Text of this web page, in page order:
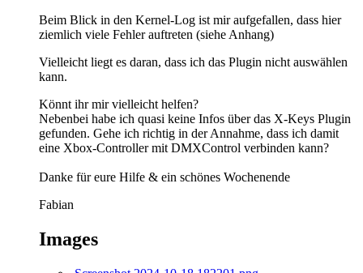
Beim Blick in den Kernel-Log ist mir aufgefallen, dass hier
ziemlich viele Fehler auftreten (siehe Anhang)
Vielleicht liegt es daran, dass ich das Plugin nicht auswählen
kann.
Könnt ihr mir vielleicht helfen?
Nebenbei habe ich quasi keine Infos über das X-Keys Plugin
gefunden. Gehe ich richtig in der Annahme, dass ich damit
eine Xbox-Controller mit DMXControl verbinden kann?
Danke für eure Hilfe & ein schönes Wochenende
Fabian
Images